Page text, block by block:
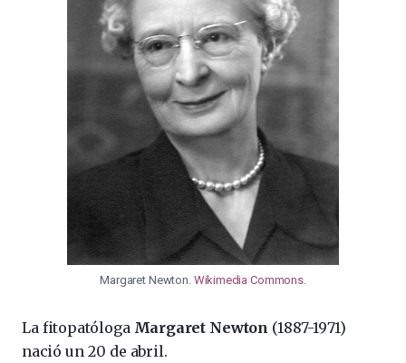
Margaret Newton. Wikimedia Commons.
La fitopatóloga Margaret Newton (1887-1971)
nació un 20 de abril.